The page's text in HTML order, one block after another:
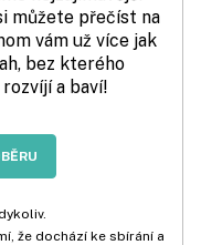
můžete přečíst na
vám už více jak
bez kterého
a baví!
že dochází ke sbírání a